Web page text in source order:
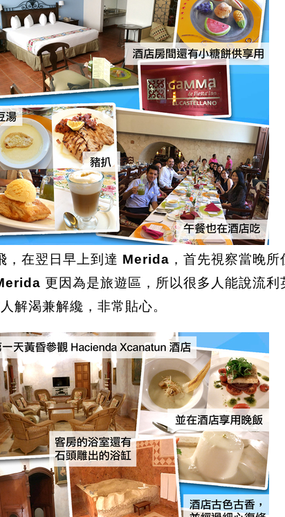
，在翌日早上到達 Merida ，首先視察當晚所
更因為是旅遊區，所以很多人能說流利
解渴兼解纔，非常貼心。